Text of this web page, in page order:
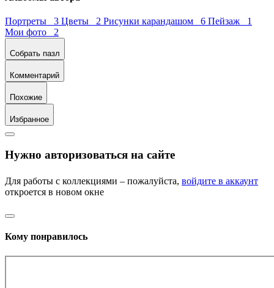
Портреты 3 Цветы 2 Рисунки карандашом 6 Пейзаж 1
Мои фото 2
Собрать пазл
Комментарий
Похожие
Избранное
Нужно авторизоваться на сайте
Для работы с коллекциями – пожалуйста, войдите в аккаунт
откроется в новом окне
Кому понравилось